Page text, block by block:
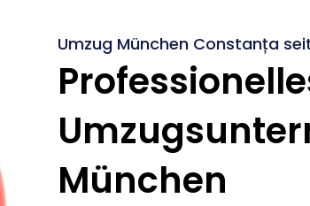
Umzug München Constanța
München